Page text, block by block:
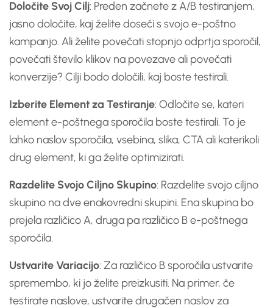
Določite Svoj Cilj: Preden začnete z A/B testiranjem,
jasno določite, kaj želite doseči s svojo e-poštno
kampanjo. Ali želite povečati stopnjo odprtja sporočil,
povečati število klikov na povezave ali povečati
konverzije? Cilji bodo določili, kaj boste testirali.
Izberite Element za Testiranje: Odločite se, kateri
element e-poštnega sporočila boste testirali. To je
lahko naslov sporočila, vsebina, slika, CTA ali katerikoli
drug element, ki ga želite optimizirati.
Razdelite Svojo Ciljno Skupino: Razdelite svojo ciljno
skupino na dve enakovredni skupini. Ena skupina bo
prejela različico A, druga pa različico B e-poštnega
sporočila.
Ustvarite Variacijo: Za različico B sporočila ustvarite
spremembo, ki jo želite preizkusiti. Na primer, če
testirate naslove, ustvarite drugačen naslov za